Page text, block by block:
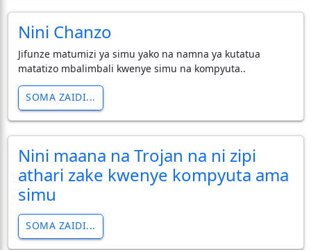
Nini Chanzo
Jifunze matumizi ya simu yako na namna ya kutatua
matatizo mbalimbali kwenye simu na kompyuta..
SOMA ZAIDI...
Nini maana na Trojan na ni zipi
athari zake kwenye kompyuta ama
simu
SOMA ZAIDI...